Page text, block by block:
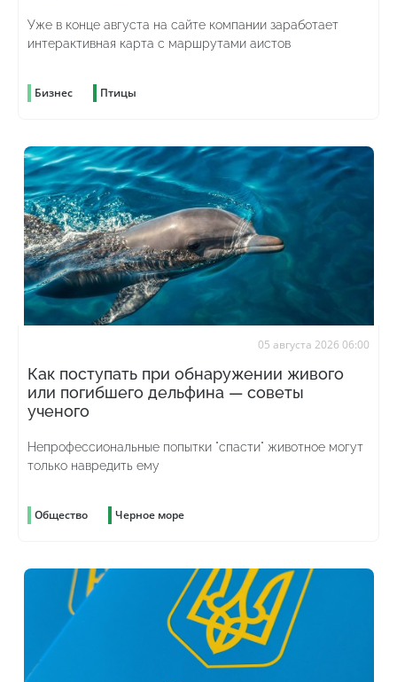
Уже в конце августа на сайте компании заработает
интерактивная карта с маршрутами аистов
Бизнес Птицы
05 августа 2026 06:00
Как поступать при обнаружении живого
или погибшего дельфина — советы
ученого
Непрофессиональные попытки "спасти" животное могут
только навредить ему
Общество Черное море